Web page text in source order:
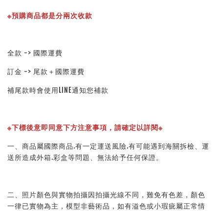
※預購商品都是分兩次收款
全款 -> 國際運費
訂金 -> 尾款＋國際運費
補尾款時會使用LINE通知您補款
※下標後意即同意下方注意事項，請確定以詳閱※
一、商品屬國際商品.有一定運送風險.有可能遇到海關拆檢、運
送所造成外箱.彩盒等問題、無法給予任何保證。
二、照片顏色與實物拍攝因拍攝光線不同，難免有色差，顏色
一律已實物為主，模型非藝術品，如有溢色或小瑕疵屬正常情